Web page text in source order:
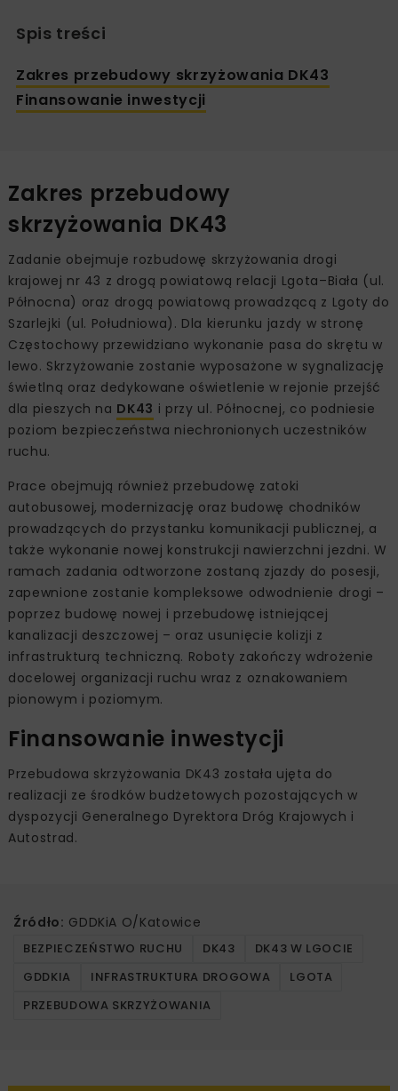
Spis treści
Zakres przebudowy skrzyżowania DK43
Finansowanie inwestycji
Zakres przebudowy
skrzyżowania DK43
Zadanie obejmuje rozbudowę skrzyżowania drogi
krajowej nr 43 z drogą powiatową relacji Lgota–Biała (ul.
Północna) oraz drogą powiatową prowadzącą z Lgoty do
Szarlejki (ul. Południowa). Dla kierunku jazdy w stronę
Częstochowy przewidziano wykonanie pasa do skrętu w
lewo. Skrzyżowanie zostanie wyposażone w sygnalizację
świetlną oraz dedykowane oświetlenie w rejonie przejść
dla pieszych na DK43 i przy ul. Północnej, co podniesie
poziom bezpieczeństwa niechronionych uczestników
ruchu.
Prace obejmują również przebudowę zatoki
autobusowej, modernizację oraz budowę chodników
prowadzących do przystanku komunikacji publicznej, a
także wykonanie nowej konstrukcji nawierzchni jezdni. W
ramach zadania odtworzone zostaną zjazdy do posesji,
zapewnione zostanie kompleksowe odwodnienie drogi –
poprzez budowę nowej i przebudowę istniejącej
kanalizacji deszczowej – oraz usunięcie kolizji z
infrastrukturą techniczną. Roboty zakończy wdrożenie
docelowej organizacji ruchu wraz z oznakowaniem
pionowym i poziomym.
Finansowanie inwestycji
Przebudowa skrzyżowania DK43 została ujęta do
realizacji ze środków budżetowych pozostających w
dyspozycji Generalnego Dyrektora Dróg Krajowych i
Autostrad.
Źródło: GDDKiA O/Katowice
BEZPIECZEŃSTWO RUCHU DK43
DK43 W LGOCIE
GDDKIA
INFRASTRUKTURA DROGOWA
LGOTA
PRZEBUDOWA SKRZYŻOWANIA